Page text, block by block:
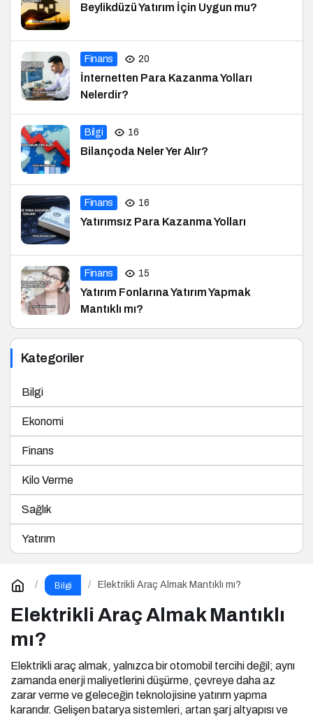
Beylikdüzü Yatırım İçin Uygun mu?
Finans 20
İnternetten Para Kazanma Yolları
Nelerdir?
Bilgi 16
Bilançoda Neler Yer Alır?
Finans 16
Yatırımsız Para Kazanma Yolları
Finans 15
Yatırım Fonlarına Yatırım Yapmak
Mantıklı mı?
Kategoriler
Bilgi
Ekonomi
Finans
Kilo Verme
Sağlık
Yatırım
Bilgi Elektrikli Araç Almak Mantıklı mı?
Elektrikli Araç Almak Mantıklı
mı?
Elektrikli araç almak, yalnızca bir otomobil tercihi değil; aynı
zamanda enerji maliyetlerini düşürme, çevreye daha az
zarar verme ve geleceğin teknolojisine yatırım yapma
kararıdır. Gelişen batarya sistemleri, artan şarj altyapısı ve